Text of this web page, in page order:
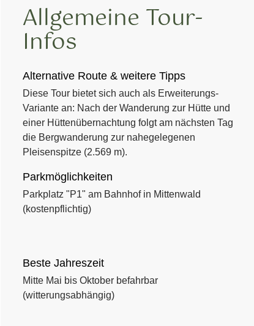
Allgemeine Tour-
Infos
Alternative Route & weitere Tipps
Diese Tour bietet sich auch als Erweiterungs-
Variante an: Nach der Wanderung zur Hütte und
einer Hüttenübernachtung folgt am nächsten Tag
die Bergwanderung zur nahegelegenen
Pleisenspitze (2.569 m).
Parkmöglichkeiten
Parkplatz "P1" am Bahnhof in Mittenwald
(kostenpflichtig)
Beste Jahreszeit
Mitte Mai bis Oktober befahrbar
(witterungsabhängig)